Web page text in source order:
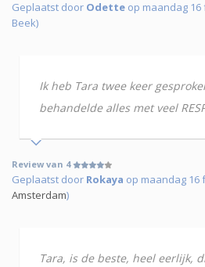
Geplaatst door Odette op maandag 16
Beek)
Ik heb Tara twee keer
behandelde alles met veel
Review van 4
Geplaatst door Rokaya op maandag 16
Amsterdam)
Tara, is de beste, heel eerlijk,